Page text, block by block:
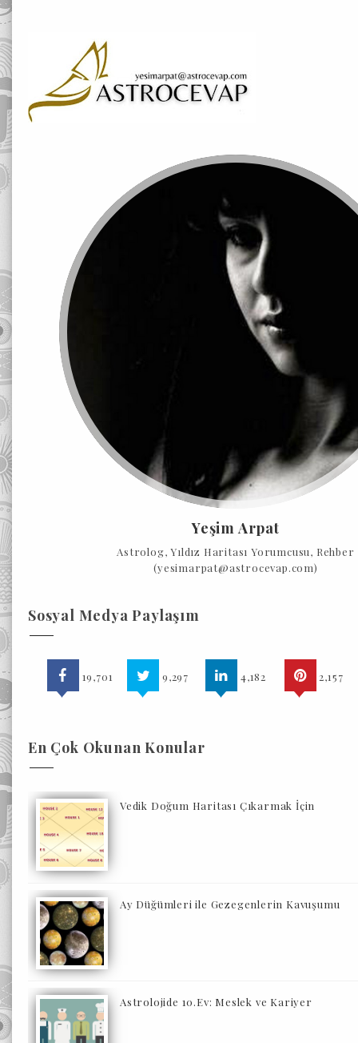
Yeşim Arpat
Astrolog, Yıldız Haritası Yorumcusu, Rehber
(yesimarpat@astrocevap.com)
Sosyal Medya Paylaşım
19,701 9,297 4,182 2,157
En Çok Okunan Konular
Vedik Doğum Haritası Çıkarmak İçin
Ay Düğümleri ile Gezegenlerin Kavuşumu
Astrolojide 10.Ev: Meslek ve Kariyer